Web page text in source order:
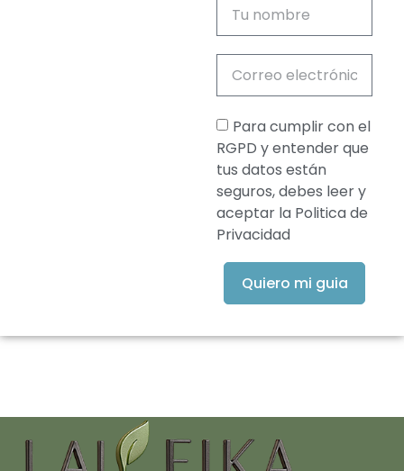
Para cumplir con el
RGPD y entender que
tus datos están
seguros, debes leer y
aceptar la Politica de
Privacidad
Quiero mi guia